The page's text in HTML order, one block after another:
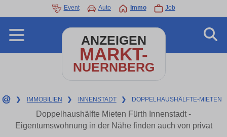
Event Auto Immo Job
ANZEIGEN
MARKT-
NUERNBERG
❯ IMMOBILIEN ❯ INNENSTADT ❯ DOPPELHAUSHÄLFTE-MIETEN
Doppelhaushälfte Mieten Fürth Innenstadt -
Eigentumswohnung in der Nähe finden auch von privat